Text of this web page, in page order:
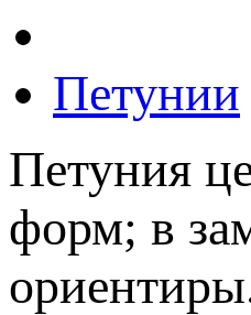
Петунии
Петуния
форм; в